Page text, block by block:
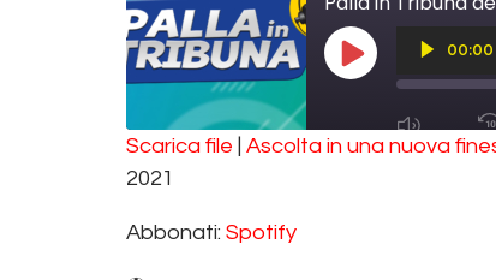
PLAY EPISODE
Audio
Player00:00
MUTE/
RSS FEED
SHARE
LINK
Scarica file Ascolta in una nuova
2021
Abbonati: Spotify